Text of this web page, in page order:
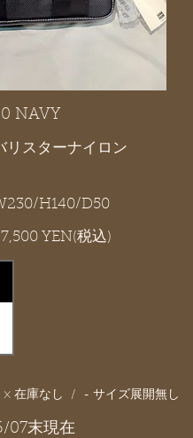
NAVY
リスターナイロン
H140/D50
YEN(税込)
在庫なし / - サイズ展開無し
07末現在